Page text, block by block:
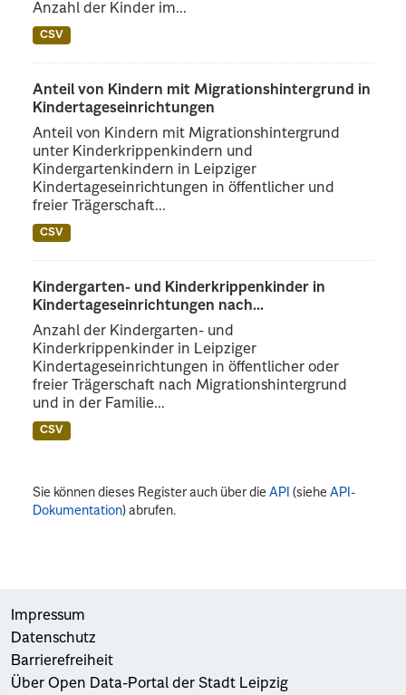
Anzahl der Kinder im...
CSV
Anteil von Kindern mit Migrationshintergrund in
Kindertageseinrichtungen
Anteil von Kindern mit Migrationshintergrund
unter Kinderkrippenkindern und
Kindergartenkindern in Leipziger
Kindertageseinrichtungen in öffentlicher und
freier Trägerschaft...
CSV
Kindergarten- und Kinderkrippenkinder in
Kindertageseinrichtungen nach...
Anzahl der Kindergarten- und
Kinderkrippenkinder in Leipziger
Kindertageseinrichtungen in öffentlicher oder
freier Trägerschaft nach Migrationshintergrund
und in der Familie...
CSV
Sie können dieses Register auch über dieAPI (sieheAPI-
Dokumentation) abrufen.
Impressum
Datenschutz
Barrierefreiheit
Über Open Data-Portal der Stadt Leipzig